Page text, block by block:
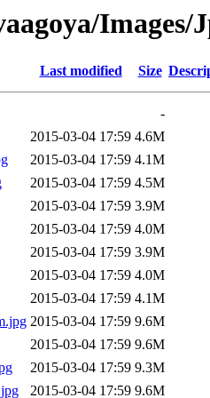
Images/
Last modified Size
-
2015-03-04 17:59 4.6M
2015-03-04 17:59 4.1M
2015-03-04 17:59 4.5M
2015-03-04 17:59 3.9M
2015-03-04 17:59 4.0M
2015-03-04 17:59 3.9M
2015-03-04 17:59 4.0M
2015-03-04 17:59 4.1M
2015-03-04 17:59 9.6M
2015-03-04 17:59 9.6M
2015-03-04 17:59 9.3M
2015-03-04 17:59 9.6M